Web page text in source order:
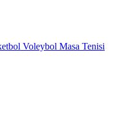
Voleybol Masa Tenisi